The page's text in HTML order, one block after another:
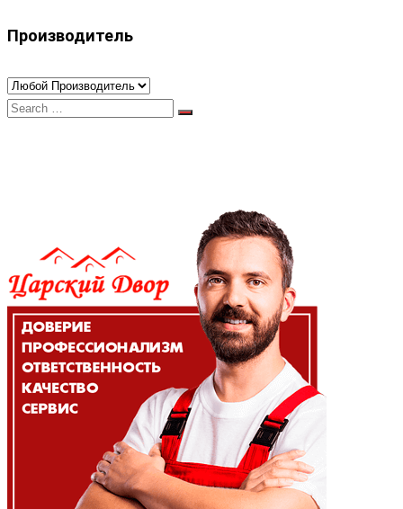
Производитель
Search